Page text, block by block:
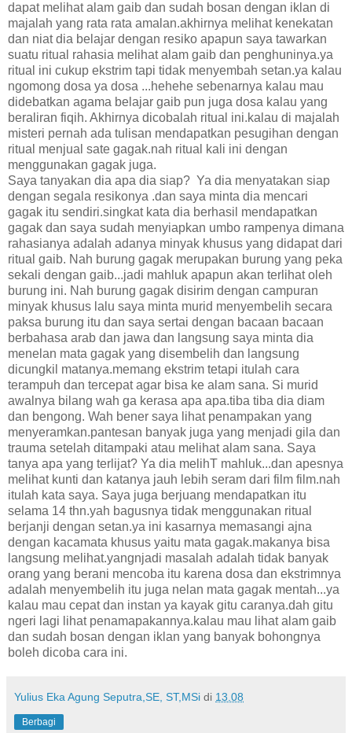
dapat melihat alam gaib dan sudah bosan dengan iklan di
majalah yang rata rata amalan.akhirnya melihat kenekatan
dan niat dia belajar dengan resiko apapun saya tawarkan
suatu ritual rahasia melihat alam gaib dan penghuninya.ya
ritual ini cukup ekstrim tapi tidak menyembah setan.ya kalau
ngomong dosa ya dosa ...hehehe sebenarnya kalau mau
didebatkan agama belajar gaib pun juga dosa kalau yang
beraliran fiqih. Akhirnya dicobalah ritual ini.kalau di majalah
misteri pernah ada tulisan mendapatkan pesugihan dengan
ritual menjual sate gagak.nah ritual kali ini dengan
menggunakan gagak juga.
Saya tanyakan dia apa dia siap? Ya dia menyatakan siap
dengan segala resikonya .dan saya minta dia mencari
gagak itu sendiri.singkat kata dia berhasil mendapatkan
gagak dan saya sudah menyiapkan umbo rampenya dimana
rahasianya adalah adanya minyak khusus yang didapat dari
ritual gaib. Nah burung gagak merupakan burung yang peka
sekali dengan gaib...jadi mahluk apapun akan terlihat oleh
burung ini. Nah burung gagak disirim dengan campuran
minyak khusus lalu saya minta murid menyembelih secara
paksa burung itu dan saya sertai dengan bacaan bacaan
berbahasa arab dan jawa dan langsung saya minta dia
menelan mata gagak yang disembelih dan langsung
dicungkil matanya.memang ekstrim tetapi itulah cara
terampuh dan tercepat agar bisa ke alam sana. Si murid
awalnya bilang wah ga kerasa apa apa.tiba tiba dia diam
dan bengong. Wah bener saya lihat penampakan yang
menyeramkan.pantesan banyak juga yang menjadi gila dan
trauma setelah ditampaki atau melihat alam sana. Saya
tanya apa yang terlijat? Ya dia melihT mahluk...dan apesnya
melihat kunti dan katanya jauh lebih seram dari film film.nah
itulah kata saya. Saya juga berjuang mendapatkan itu
selama 14 thn.yah bagusnya tidak menggunakan ritual
berjanji dengan setan.ya ini kasarnya memasangi ajna
dengan kacamata khusus yaitu mata gagak.makanya bisa
langsung melihat.yangnjadi masalah adalah tidak banyak
orang yang berani mencoba itu karena dosa dan ekstrimnya
adalah menyembelih itu juga nelan mata gagak mentah...ya
kalau mau cepat dan instan ya kayak gitu caranya.dah gitu
ngeri lagi lihat penamapakannya.kalau mau lihat alam gaib
dan sudah bosan dengan iklan yang banyak bohongnya
boleh dicoba cara ini.
Yulius Eka Agung Seputra,SE, ST,MSi di 13.08
Berbagi